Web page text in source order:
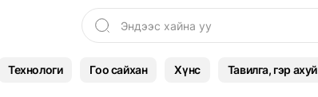
Технологи Гоо сайхан Хүнс Тавилга, гэр ахуй